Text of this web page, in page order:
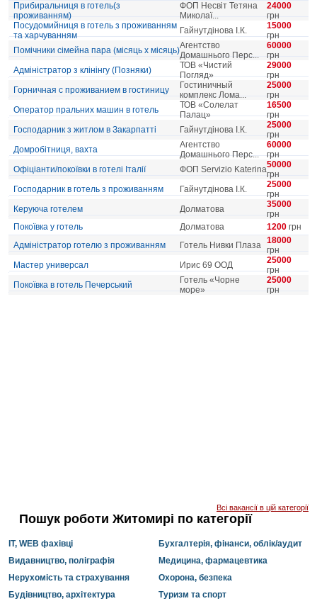
Прибиральниця в готель(з
проживанням)
ФОП Несвіт Тетяна
Миколаї...
24000
грн
Посудомийниця в готель з проживанням
та харчуванням
Гайнутдінова І.К.
15000
грн
Помічники сімейна пара (місяць х місяць)Агентство
Домашнього Перс...
60000
грн
Адміністратор з клінінгу (Позняки)
ТОВ «Чистий
Погляд»
29000
грн
Горничная с проживанием в гостиницу
Гостиничный
комплекс Лома...
25000
грн
Оператор пральних машин в готель
ТОВ «Солелат
Палац»
16500
грн
Господарник з житлом в Закарпатті
Гайнутдінова І.К.
25000
грн
Домробітниця, вахта
Агентство
Домашнього Перс...
60000
грн
Офіціанти/покоївки в готелі Італії
ФОП Servizio Katerina50000
грн
Господарник в готель з проживанням
Гайнутдінова І.К.
25000
грн
Керуюча готелем
Долматова
35000
грн
Покоївка у готель
Долматова 1200 грн
Адміністратор готелю з проживанням
Готель Нивки Плаза 18000
грн
Мастер универсал
Ирис 69 ООД
25000
грн
Покоївка в готель Печерський
Готель «Чорне
море»
25000
грн
Всі вакансії в цій категорії
Пошук роботи Житомирі по категорії
IT, WEB фахівці
Бухгалтерія, фінанси, облік/аудит
Видавництво, поліграфія
Медицина, фармацевтика
Нерухомість та страхування
Охорона, безпека
Будівництво, архітектура
Туризм та спорт